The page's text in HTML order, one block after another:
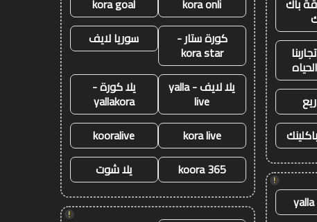
باك
!
kora onli
kora goal
كورة ستار -
kora star
سوريا لايف
يلا لايف - yalla
live
يلا كورة -
yallakora
kora live
kooralive
koora 365
يلا شوت
!